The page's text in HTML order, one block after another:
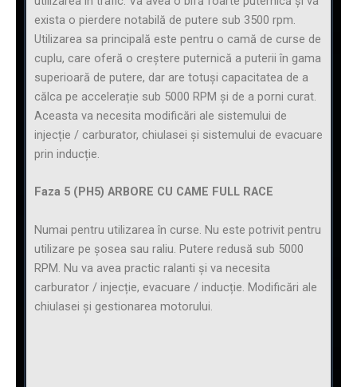
exista o pierdere notabilă de putere sub 3500 rpm.
Utilizarea sa principală este pentru o camă de curse de
cuplu, care oferă o creștere puternică a puterii în gama
superioară de putere, dar are totuși capacitatea de a
călca pe accelerație sub 5000 RPM și de a porni curat.
Aceasta va necesita modificări ale sistemului de
injecție / carburator, chiulasei și sistemului de evacuare
prin inducție.
Faza 5 (PH5) ARBORE CU CAME FULL RACE
Numai pentru utilizarea în curse. Nu este potrivit pentru
utilizare pe șosea sau raliu. Putere redusă sub 5000
RPM. Nu va avea practic ralanti și va necesita
carburator / injecție, evacuare / inducție. Modificări ale
chiulasei și gestionarea motorului.